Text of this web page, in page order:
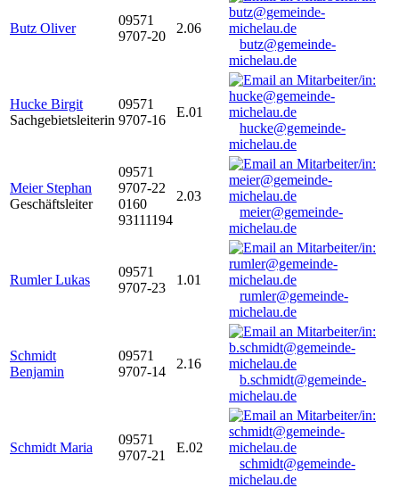
Butz Oliver
09571
9707-20
2.06
butz@gemeinde-
michelau.de
Hucke Birgit
Sachgebietsleiterin
09571
9707-16
E.01
hucke@gemeinde-
michelau.de
Meier Stephan
Geschäftsleiter
09571
9707-22
0160
93111194
2.03
meier@gemeinde-
michelau.de
Rumler Lukas
09571
9707-23
1.01
rumler@gemeinde-
michelau.de
Schmidt
Benjamin
09571
9707-14
2.16
b.schmidt@gemeinde-
michelau.de
Schmidt Maria
09571
9707-21
E.02
schmidt@gemeinde-
michelau.de